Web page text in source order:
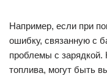
Например, если при
ошибку, связанную с
проблемы с зарядкой.
топлива, могут быть